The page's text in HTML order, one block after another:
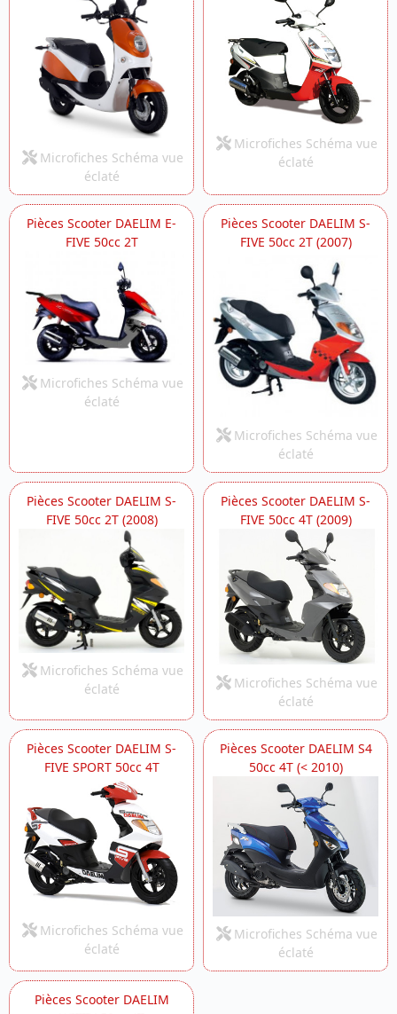
Microfiches Schéma vue
éclaté
Microfiches Schéma vue
éclaté
Pièces Scooter DAELIM E-
FIVE 50cc 2T
Microfiches Schéma vue
éclaté
Pièces Scooter DAELIM S-
FIVE 50cc 2T (2007)
Microfiches Schéma vue
éclaté
Pièces Scooter DAELIM S-
FIVE 50cc 2T (2008)
Microfiches Schéma vue
éclaté
Pièces Scooter DAELIM S-
FIVE 50cc 4T (2009)
Microfiches Schéma vue
éclaté
Pièces Scooter DAELIM S-
FIVE SPORT 50cc 4T
Microfiches Schéma vue
éclaté
Pièces Scooter DAELIM S4
50cc 4T (< 2010)
Microfiches Schéma vue
éclaté
Pièces Scooter DAELIM